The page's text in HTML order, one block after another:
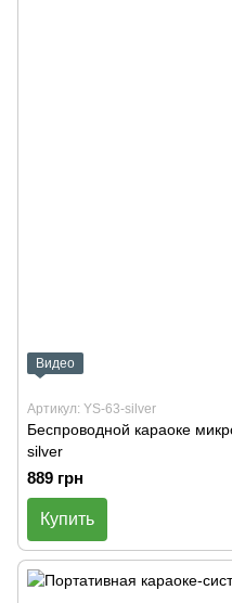
Видео
Артикул: YS-63-silver
Беспроводной караоке
silver
889 грн
Купить